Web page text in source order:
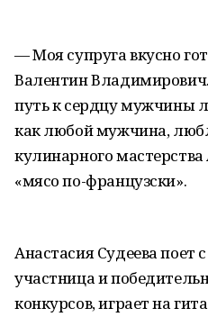
— Моя супруга вкусно
Валентин
путь к сердцу мужчины
как любой мужчина,
кулинарного
«мясо по-французски».
Анастасия Судеева поет
участница и
конкурсов, играет на